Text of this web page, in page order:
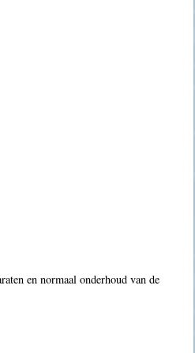
en normaal onderhoud van de